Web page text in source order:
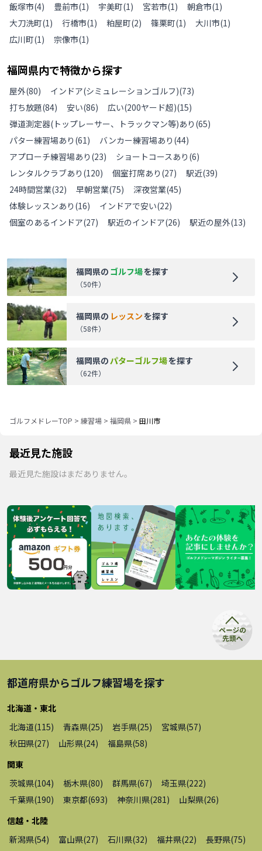
飯塚市(4) 豊前市(1) 宇美町(1) 宮若市(1) 朝倉市(1)
大刀洗町(1) 行橋市(1) 粕屋町(2) 篠栗町(1) 大川市(1)
広川町(1) 宗像市(1)
福岡県内で特徴から探す
屋外(80) インドア(シミュレーションゴルフ)(73)
打ち放題(84) 安い(86) 広い(200ヤード超)(15)
弾道測定器(トップレーサー、トラックマン等)あり (65)
パター練習場あり (61) バンカー練習場あり (44)
アプローチ練習場あり (23) ショートコースあり (6)
レンタルクラブあり (120) 個室打席あり (27) 駅近(39)
24時間営業(32) 早朝営業(75) 深夜営業(45)
体験レッスンあり (16) インドアで安い(22)
個室のあるインドア(27) 駅近のインドア(26) 駅近の屋外(13)
福岡県の ゴルフ場を探す
（50件）
福岡県の レッスンを探す
（58件）
福岡県のパターゴルフ場を探す
（62件）
ゴルフメドレーTOP > 練習場 > 福岡県 > 田川市
最近見た施設
最近見た施設はまだありません。
都道府県からゴルフ練習場を探す
北海道・東北
北海道(115) 青森県(25) 岩手県(25) 宮城県(57)
秋田県(27) 山形県(24) 福島県(58)
関東
茨城県(104) 栃木県(80) 群馬県(67) 埼玉県(222)
千葉県(190) 東京都(693) 神奈川県(281 ) 山梨県(26)
信越・北陸
新潟県(54) 富山県(27) 石川県(32) 福井県(22) 長野県(75)